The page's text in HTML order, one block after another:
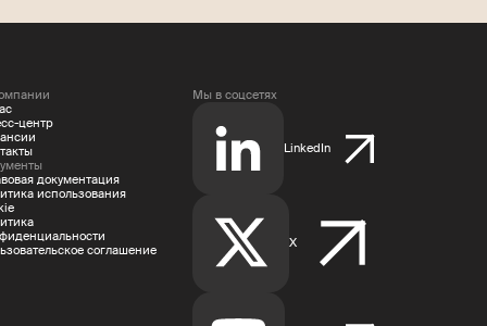
центр
документация
использования
соглашение
Мы в соцсетях
LinkedIn
X